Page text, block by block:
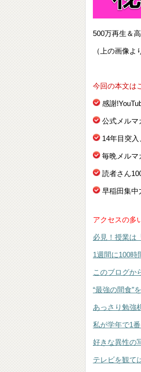
500万再生＆
（上の画像よ
今回の本文は
感謝
公式メルマ
14年目突
毎晩メルマ
読者さん
早稲田集中
アクセスの多
必見！授業は
1週間に100時
このブログか
“最強の間食”
あっさり勉強
私が学年で1
好きな異性の
テレビを観て